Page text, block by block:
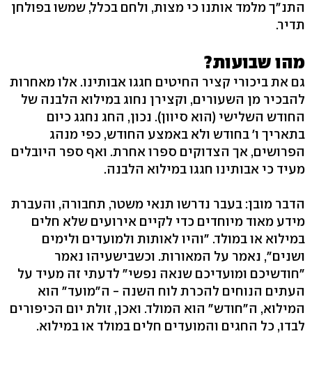
התנ"ך מלמד אותנו כי מצות, ולחם בכלל, שמשו בפולחן
תדיר.
מהו שבועות?
גם את ביכורי קציר החיטים חגגו אבותינו. אלו מאחרות
להבכיר מן השעורים, וקצירן נחוג במילוא הלבנה של
החודש השלישי (הוא סיוון). נכון, החג נחגג כיום
בתאריך ו' בחודש ולא באמצע החודש, כפי מנהג
הפרושים, אך הצדוקים ספרו אחרת. ואף ספר היובלים
מעיד כי אבותינו חגגו במילוא הלבנה.
הדבר מובן: בעבר נדרשו תנאי משטר, תחבורה, והעברת
מידע מאוד מיוחדים כדי לקיים אירועים שלא חלים
במילוא או במולד. "והיו לאותות ולמועדים ולימים
ושנים", נאמר על המאורות. וכשבישעיהו נאמר
"חודשיכם ומועדיכם שנאה נפשי" לדעתי זה מעיד על
העתים הנוחים להכרת לוח השנה - ה"מועד" הוא
המילוא, ה"חודש" הוא המולד. ואכן, זולת יום הכיפורים
לבדו, כל החגים והמועדים חלים במולד או במילוא.